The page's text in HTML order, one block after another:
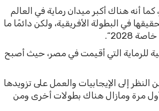
أنه هناك أكبر ميدان رماية في العالم
في البطولة الأفريقية، ولكن دائمًا ما
2028“.
للرماية التي أقيمت في مصر، حيث أصبح
النظر إلى الإيجابيات والعمل على تزويدها
فقد تأهل 11 رامٍ إلى أولمبياد باريس 2024 لأول مرة ومازال هناك بطولات أخرى ومن